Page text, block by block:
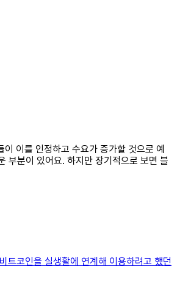
이를 인정하고 수요가 증가할 것으로 예
부분이 있어요. 하지만 장기적으로 보면 블
코인을 실생활에 연계해 이용하려고 했던